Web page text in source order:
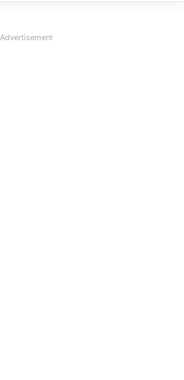
Advertisement